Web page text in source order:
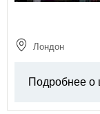
Лондон
Подробнее о